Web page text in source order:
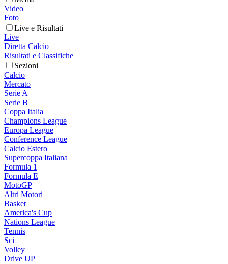
Video
Foto
Live e Risultati
Live
Diretta Calcio
Risultati e Classifiche
Sezioni
Calcio
Mercato
Serie A
Serie B
Coppa Italia
Champions League
Europa League
Conference League
Calcio Estero
Supercoppa Italiana
Formula 1
Formula E
MotoGP
Altri Motori
Basket
America's Cup
Nations League
Tennis
Sci
Volley
Drive UP